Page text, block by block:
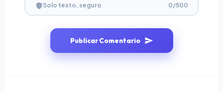
Solo texto, seguro 0/500
Publicar Comentario